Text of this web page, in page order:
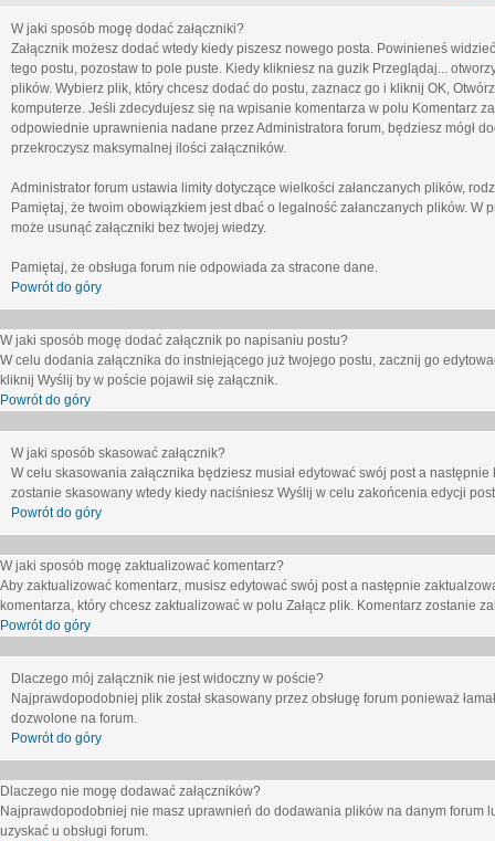
W jaki sposób mogę dodać załączniki?
Załącznik możesz dodać wtedy kiedy piszesz nowego posta. Powinieneś
tego postu, pozostaw to pole puste. Kiedy klikniesz na guzik Przeglądaj...
plików. Wybierz plik, który chcesz dodać do postu, zaznacz go i kliknij OK,
komputerze. Jeśli zdecydujesz się na wpisanie komentarza w polu Komentarz
odpowiednie uprawnienia nadane przez Administratora forum, będziesz mógł
przekroczysz maksymalnej ilości załączników.
Administrator forum ustawia limity dotyczące wielkości załanczanych plików,
Pamiętaj, że twoim obowiązkiem jest dbać o legalność załanczanych plików.
może usunąć załączniki bez twojej wiedzy.
Pamiętaj, że obsługa forum nie odpowiada za stracone dane.
Powrót do góry
W jaki sposób mogę dodać załącznik po napisaniu postu?
W celu dodania załącznika do instniejącego już twojego postu, zacznij go
kliknij Wyślij by w poście pojawił się załącznik.
Powrót do góry
W jaki sposób skasować załącznik?
W celu skasowania załącznika będziesz musiał edytować swój post a
zostanie skasowany wtedy kiedy naciśniesz Wyślij w celu zakońcenia edycji
Powrót do góry
W jaki sposób mogę zaktualizować komentarz?
Aby zaktualizować komentarz, musisz edytować swój post a następnie
komentarza, który chcesz zaktualizować w polu Załącz plik. Komentarz zostanie
Powrót do góry
Dlaczego mój załącznik nie jest widoczny w poście?
Najprawdopodobniej plik został skasowany przez obsługę forum ponieważ
dozwolone na forum.
Powrót do góry
Dlaczego nie mogę dodawać załączników?
Najprawdopodobniej nie masz uprawnień do dodawania plików na danym forum
uzyskać u obsługi forum.